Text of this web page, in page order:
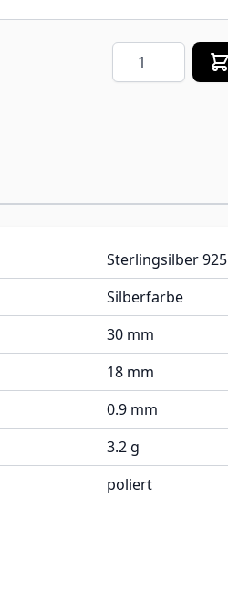
Menge
Sterlingsilber 925
Silberfarbe
30 mm
18 mm
0.9 mm
3.2 g
poliert